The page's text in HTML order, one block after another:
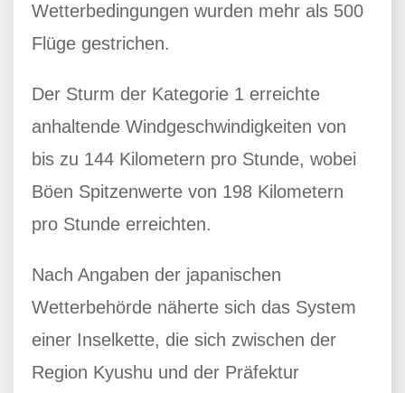
Wetterbedingungen wurden mehr als 500
Flüge gestrichen.
Der Sturm der Kategorie 1 erreichte
anhaltende Windgeschwindigkeiten von
bis zu 144 Kilometern pro Stunde, wobei
Böen Spitzenwerte von 198 Kilometern
pro Stunde erreichten.
Nach Angaben der japanischen
Wetterbehörde näherte sich das System
einer Inselkette, die sich zwischen der
Region Kyushu und der Präfektur